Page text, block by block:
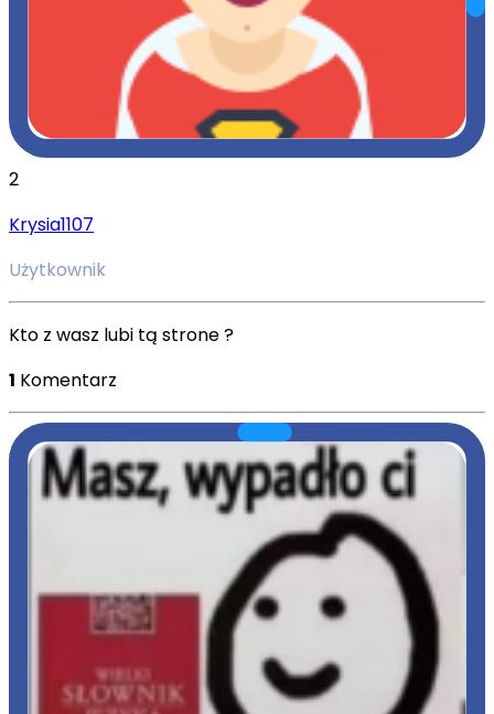
2
Krysia1107
Użytkownik
Kto z wasz lubi tą strone ?
1 Komentarz